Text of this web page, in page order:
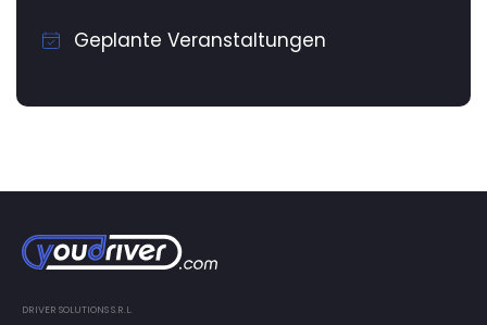
Geplante Veranstaltungen
DRIVER SOLUTIONS S.R.L.